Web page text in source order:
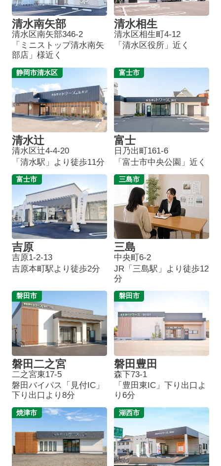
清水南矢部
清水区南矢部346-2
「ミニストップ清水南矢
部店」様近く
清水相生
清水区相生町4-12
「清水区役所」近く
静岡市清水区
清水辻
清水区辻4-4-20
「清水駅」より徒歩11分
富士市
富士
日乃出町161-6
「富士市中央公園」近く
富士市
吉原
吉原1-2-13
吉原本町駅より徒歩2分
三島市
三島
中央町6-2
JR「三島駅」より徒歩12
分
磐田市
磐田二之宮
二之宮東17-5
磐田バイパス「見付IC」
下り出口より8分
磐田市
磐田豊田
森下73-1
「豊田東IC」下り出口よ
り6分
焼津市 湖西市